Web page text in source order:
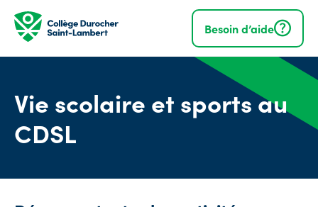
rapide
Besoin d’aide
Vie scolaire et sports au
CDSL